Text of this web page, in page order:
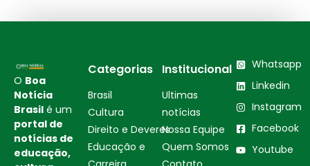
O Boa
Notícia
Brasil é um
portal de
notícias de
educação,
Categorias
Brasil
Cultura
Direito e Deveres
Educação e
Institucional
Ultimas
notícias
Nossa Equipe
Quem Somos
Whatsapp
Linkedin
Instagram
Facebook
Youtube